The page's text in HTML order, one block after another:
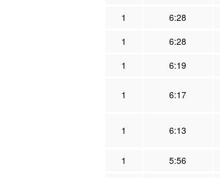
1
6:28
1
6:28
1
6:19
1 6:17
1 6:13
1
5:56